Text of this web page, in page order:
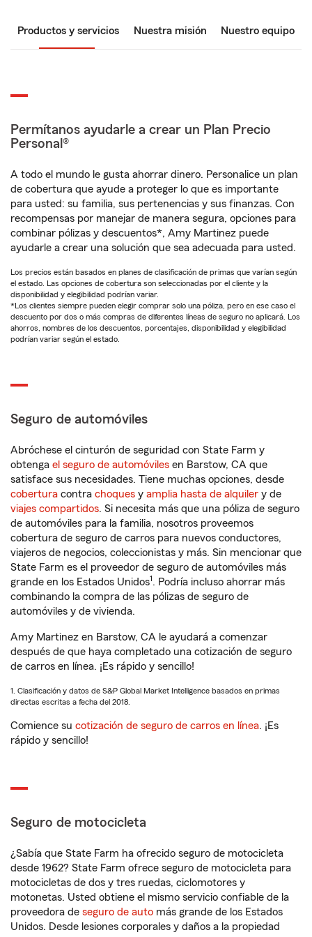
Productos y servicios Nuestra misión Nuestro equipo
Permítanos ayudarle a crear un Plan Precio
Personal®
A todo el mundo le gusta ahorrar dinero. Personalice un plan
de cobertura que ayude a proteger lo que es importante
para usted: su familia, sus pertenencias y sus finanzas. Con
recompensas por manejar de manera segura, opciones para
combinar pólizas y descuentos*, Amy Martinez puede
ayudarle a crear una solución que sea adecuada para usted.
Los precios están basados en planes de clasificación de primas que varían según
el estado. Las opciones de cobertura son seleccionadas por el cliente y la
disponibilidad y elegibilidad podrían variar.
*Los clientes siempre pueden elegir comprar solo una póliza, pero en ese caso el
descuento por dos o más compras de diferentes líneas de seguro no aplicará. Los
ahorros, nombres de los descuentos, porcentajes, disponibilidad y elegibilidad
podrían variar según el estado.
Seguro de automóviles
Abróchese el cinturón de seguridad con State Farm y
obtenga el seguro de automóviles en Barstow, CA que
satisface sus necesidades. Tiene muchas opciones, desde
cobertura contra choques y amplia hasta de alquiler y de
viajes compartidos. Si necesita más que una póliza de seguro
de automóviles para la familia, nosotros proveemos
cobertura de seguro de carros para nuevos conductores,
viajeros de negocios, coleccionistas y más. Sin mencionar que
State Farm es el proveedor de seguro de automóviles más
grande en los Estados Unidos1. Podría incluso ahorrar más
combinando la compra de las pólizas de seguro de
automóviles y de vivienda.
Amy Martinez en Barstow, CA le ayudará a comenzar
después de que haya completado una cotización de seguro
de carros en línea. ¡Es rápido y sencillo!
1. Clasificación y datos de S&P Global Market Intelligence basados en primas
directas escritas a fecha del 2018.
Comience su cotización de seguro de carros en línea. ¡Es
rápido y sencillo!
Seguro de motocicleta
¿Sabía que State Farm ha ofrecido seguro de motocicleta
desde 1962? State Farm ofrece seguro de motocicleta para
motocicletas de dos y tres ruedas, ciclomotores y
motonetas. Usted obtiene el mismo servicio confiable de la
proveedora de seguro de auto más grande de los Estados
Unidos. Desde lesiones corporales y daños a la propiedad